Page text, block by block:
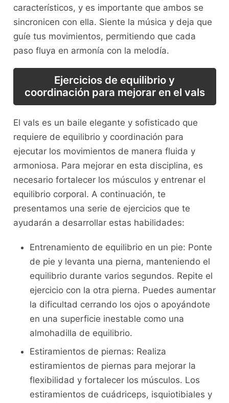
característicos, y es importante que ambos se
sincronicen con ella. Siente ‍la música y deja que
guíe tus movimientos, permitiendo que cada
paso fluya ⁤en armonía con la melodía.
Ejercicios de equilibrio y
coordinación para mejorar en ‍el vals
El vals es un baile elegante‌ y sofisticado que
requiere de equilibrio y coordinación para
ejecutar los movimientos de manera fluida‍ y
armoniosa. Para mejorar en esta​ disciplina, es
necesario fortalecer los músculos ⁢y entrenar el
equilibrio corporal. A continuación,⁤ te
presentamos una‌ serie de ejercicios ⁢que‌ te
ayudarán ⁤a desarrollar estas habilidades:
Entrenamiento de equilibrio en un pie:‍ Ponte
de pie y levanta una pierna, manteniendo el
equilibrio durante varios segundos. Repite el
ejercicio ‌con la otra pierna. Puedes aumentar
la dificultad cerrando los ojos o apoyándote
en una superficie inestable como ​una
almohadilla de ‍equilibrio.
Estiramientos de‌ piernas: Realiza
estiramientos de ​piernas para mejorar la
flexibilidad y fortalecer los músculos. Los‌
estiramientos de cuádriceps, isquiotibiales y